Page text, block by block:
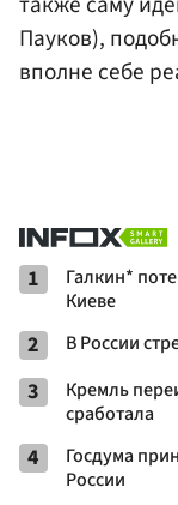
Пауков),
вполне себе
1
Галкин*
Киеве
2 В России
3
Кремль
сработала
4
Госдума
России